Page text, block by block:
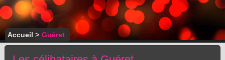
Accueil > Guéret